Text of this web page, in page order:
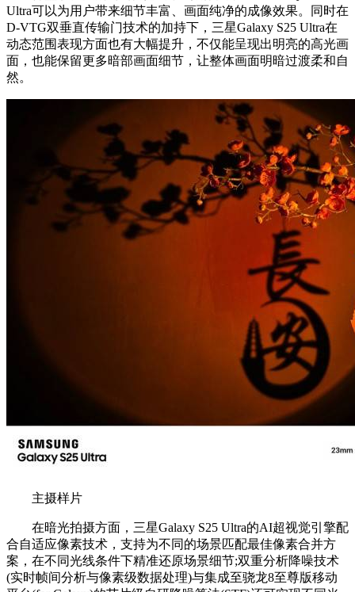
Ultra可以为用户带来细节丰富、画面纯净的成像效果。同时在
D-VTG双垂直传输门技术的加持下，三星Galaxy S25 Ultra在
动态范围表现方面也有大幅提升，不仅能呈现出明亮的高光画
面，也能保留更多暗部画面细节，让整体画面明暗过渡柔和自
然。
主摄样片
在暗光拍摄方面，三星Galaxy S25 Ultra的AI超视觉引擎配
合自适应像素技术，支持为不同的场景匹配最佳像素合并方
案，在不同光线条件下精准还原场景细节;双重分析降噪技术
(实时帧间分析与像素级数据处理)与集成至骁龙8至尊版移动